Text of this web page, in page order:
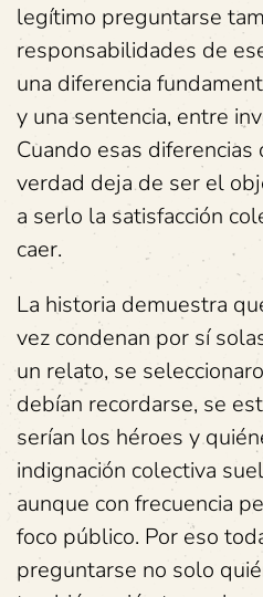
legítimo preguntarse
responsabilidades de
una diferencia
y una sentencia, entre
Cuando esas diferencias
verdad deja de ser el
a serlo la satisfacción
caer.
La historia demuestra
vez condenan por sí
un relato, se
debían recordarse, se
serían los héroes y
indignación colectiva
aunque con frecuencia
foco público. Por eso
preguntarse no solo